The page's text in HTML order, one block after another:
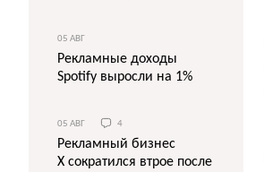
05 АВГ
Рекламные доходы
Spotify выросли на 1%
05 АВГ 4
Рекламный бизнес
X сократился втрое после